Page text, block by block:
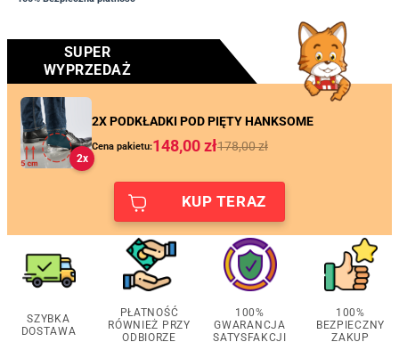
SUPER
WYPRZEDAŻ
2x
2X PODKŁADKI POD PIĘTY HANKSOME
Cena pakietu: 148,00zł 178,00 zł
KUP TERAZ
SZYBKA
PŁATNOŚĆ
RÓWNIEŻ PRZY
100%
GWARANCJA
100%
BEZPIECZNY